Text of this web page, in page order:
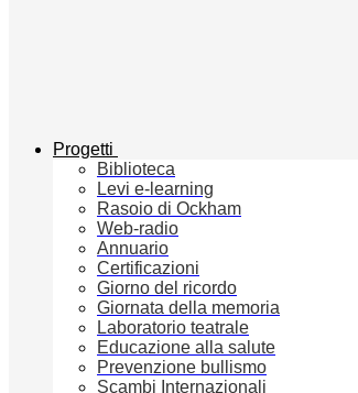
Progetti
Biblioteca
Levi e-learning
Rasoio di Ockham
Web-radio
Annuario
Certificazioni
Giorno del ricordo
Giornata della memoria
Laboratorio teatrale
Educazione alla salute
Prevenzione bullismo
Scambi Internazionali